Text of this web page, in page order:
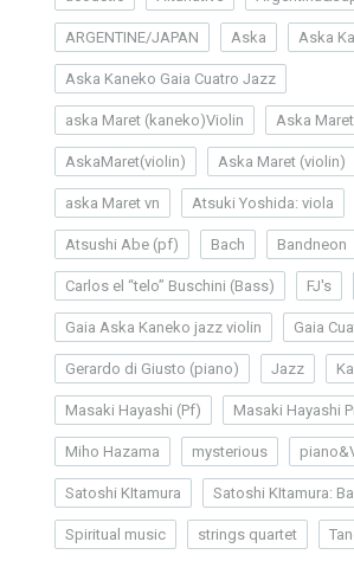
ARGENTINE/JAPAN Aska Aska
Aska Kaneko Gaia Cuatro Jazz
aska Maret (kaneko)Violin Aska
AskaMaret(violin) Aska Maret (violin)
aska Maret vn Atsuki Yoshida: viola
Atsushi Abe (pf) Bach Bandneon
Carlos el “telo” Buschini (Bass) FJ's
Gaia Aska Kaneko jazz violin Gaia
Gerardo di Giusto (piano) Jazz
Masaki Hayashi (Pf) Masaki Hayashi
Miho Hazama mysterious
Satoshi KItamura Satoshi KItamura:
Spiritual music strings quartet